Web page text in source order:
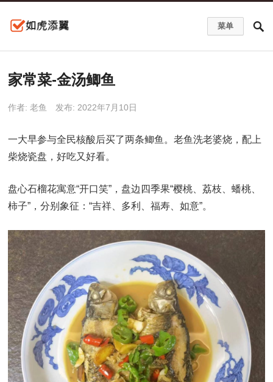
菜单
家常菜-金汤鲫鱼
作者:老鱼 发布: 2022年7月10日
一大早参与全民核酸后买了两条鲫鱼。老鱼洗老婆烧，配上
柴烧瓷盘，好吃又好看。
盘心石榴花寓意“开口笑”，盘边四季果“樱桃、荔枝、蟠桃、
柿子”，分别象征：“吉祥、多利、福寿、如意”。